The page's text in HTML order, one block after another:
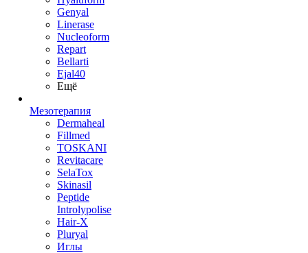
Genyal
Linerase
Nucleoform
Repart
Bellarti
Ejal40
Ещё
Мезотерапия
Dermaheal
Fillmed
TOSKANI
Revitacare
SelaTox
Skinasil
Peptide
Introlypolise
Hair-X
Pluryal
Иглы